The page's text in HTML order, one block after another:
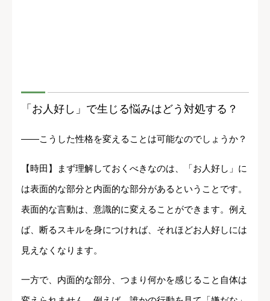
「お人好し」で生じる悩みはどう対処する？
――こうした性格を変えることは可能なのでしょうか？
【時田】まず理解しておくべきなのは、「お人好し」に
は表面的な部分と内面的な部分があるということです。
表面的な言動は、意識的に変えることができます。例え
ば、断るスキルを身につければ、それほどお人好しには
見えなくなります。
一方で、内面的な部分、つまり何かを感じること自体は